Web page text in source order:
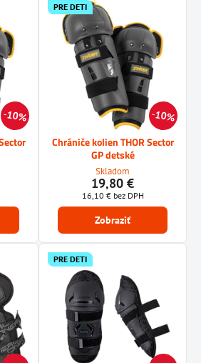
10% 10%
PRE DETI
Chrániče kolien THOR Sector
GP detské
Skladom
19,80 €
16,10 € bez DPH
Zobraziť
PRE DETI